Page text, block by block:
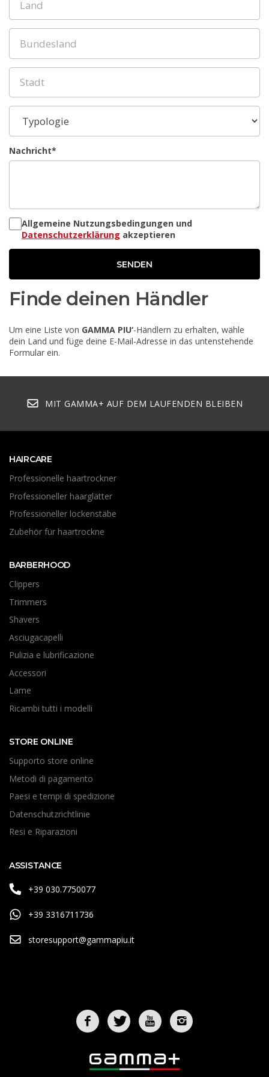
Nachricht*
Allgemeine Nutzungsbedingungen und
Datenschutzerklärung akzeptieren
Finde deinen Händler
Um eine Liste von GAMMA PIU‘-Händlern zu erhalten, wähle
dein Land und füge deine E-Mail-Adresse in das untenstehende
Formular ein.
MIT GAMMA+ AUF DEM LAUFENDEN BLEIBEN
HAIRCARE
Professionelle haartrockner
Professioneller haarglätter
Professioneller lockenstäbe
Zubehör für haartrockne
BARBERHOOD
Clippers
Trimmers
Shavers
Asciugacapelli
Pulizia e lubrificazione
Accessori
Lame
Ricambi tutti i modelli
STORE ONLINE
Supporto store online
Metodi di pagamento
Paesi e tempi di spedizione
Datenschutzrichtlinie
Resi e Riparazioni
ASSISTANCE
+39 030.7750077
+39 3316711736
storesupport@gammapiu.it